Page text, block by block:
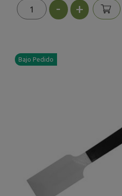
- +
Bajo Pedido